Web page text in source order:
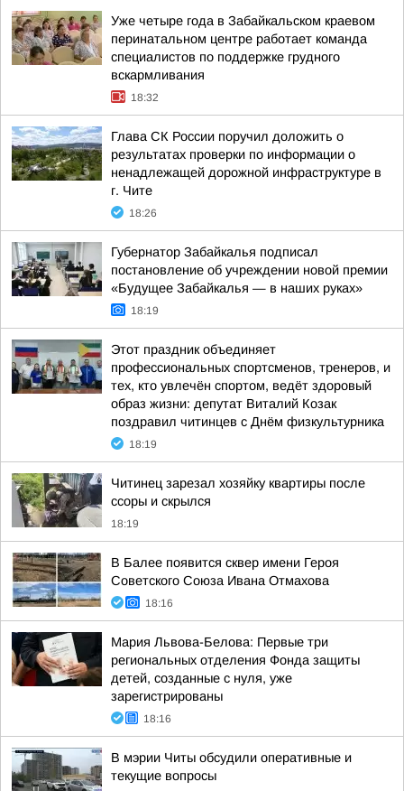
Уже четыре года в Забайкальском краевом
перинатальном центре работает команда
специалистов по поддержке грудного
вскармливания
18:32
Глава СК России поручил доложить о
результатах проверки по информации о
ненадлежащей дорожной инфраструктуре в
г. Чите
18:26
Губернатор Забайкалья подписал
постановление об учреждении новой премии
«Будущее Забайкалья — в наших руках»
18:19
Этот праздник объединяет
профессиональных спортсменов, тренеров, и
тех, кто увлечён спортом, ведёт здоровый
образ жизни: депутат Виталий Козак
поздравил читинцев с Днём физкультурника
18:19
Читинец зарезал хозяйку квартиры после
ссоры и скрылся
18:19
В Балее появится сквер имени Героя
Советского Союза Ивана Отмахова
18:16
Мария Львова-Белова: Первые три
региональных отделения Фонда защиты
детей, созданные с нуля, уже
зарегистрированы
18:16
В мэрии Читы обсудили оперативные и
текущие вопросы